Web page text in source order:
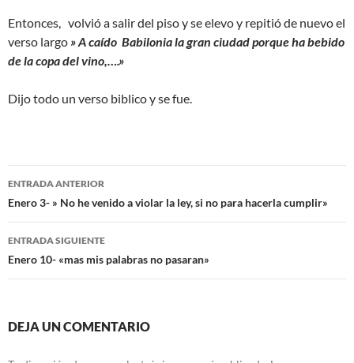
Entonces, volvió a salir del piso y se elevo y repitió de nuevo el
verso largo » A caído Babilonia la gran ciudad porque ha bebido
de la copa del vino,….»
Dijo todo un verso biblico y se fue.
Navegación
de
entradas
ENTRADA ANTERIOR
Enero 3- » No he venido a violar la ley, si no para hacerla cumplir»
ENTRADA SIGUIENTE
Enero 10- «mas mis palabras no pasaran»
DEJA UN COMENTARIO